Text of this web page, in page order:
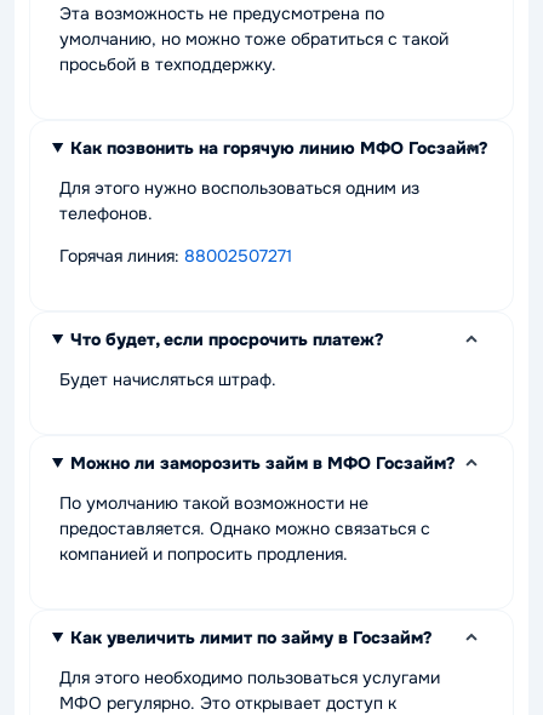
Эта возможность не предусмотрена по
умолчанию, но можно тоже обратиться с такой
просьбой в техподдержку.
Как позвонить на горячую линию МФО Госзайм?
Для этого нужно воспользоваться одним из
телефонов.
Горячая линия: 88002507271
Что будет, если просрочить платеж?
Будет начисляться штраф.
Можно ли заморозить займ в МФО Госзайм?
По умолчанию такой возможности не
предоставляется. Однако можно связаться с
компанией и попросить продления.
Как увеличить лимит по займу в Госзайм?
Для этого необходимо пользоваться услугами
МФО регулярно. Это открывает доступ к